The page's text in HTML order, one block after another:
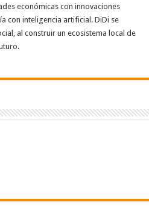
económicas con innovaciones
con inteligencia artificial. DiDi se
al construir un ecosistema local de